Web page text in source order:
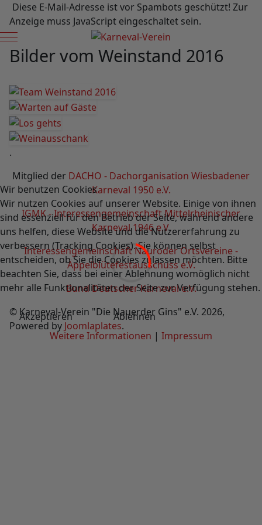
Diese E-Mail-Adresse ist vor Spambots geschützt! Zur
Anzeige muss JavaScript eingeschaltet sein.
Mobile Menu Toggle
Bilder vom Weinstand 2016
.
Mitglied der DACHO - Dachorganisation Wiesbadener
Karneval 1950 e.V.
IGMK - Interessengemeinschaft Mittelrheinischer
Karneval 1946 e.V.
Interessengemeinschaft Nauroder Ortsvereine -
Äppelblütefestausschuss e.V.
Bund Deutscher Karneval e:V.
© Karneval-Verein "Die Nauerder Gins" e.V. 2026,
Powered by Joomlaplates.
Wir benutzen Cookies
Wir nutzen Cookies auf unserer Website. Einige von ihnen
sind essenziell für den Betrieb der Seite, während andere
uns helfen, diese Website und die Nutzererfahrung zu
verbessern (Tracking Cookies). Sie können selbst
entscheiden, ob Sie die Cookies zulassen möchten. Bitte
beachten Sie, dass bei einer Ablehnung womöglich nicht
mehr alle Funktionalitäten der Seite zur Verfügung stehen.
Akzeptieren
Ablehnen
Weitere Informationen | Impressum